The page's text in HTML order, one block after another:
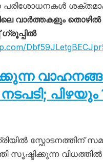
വാർത്തകളും
പിഴയും
സ്ഫോടനത്തിന്
സൃഷ്ടിക്കുന്ന